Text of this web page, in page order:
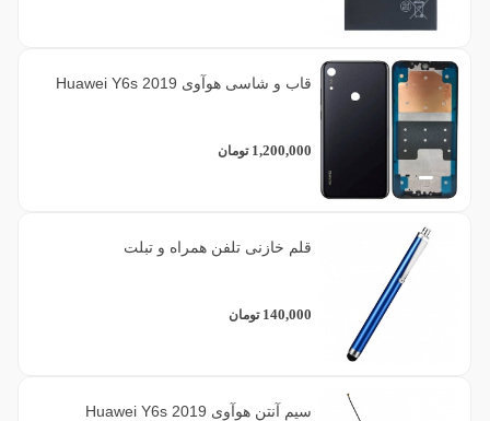
قاب و شاسی هوآوی Huawei Y6s 2019
1,200,000 تومان
قلم خازنی تلفن همراه و تبلت
140,000 تومان
سیم آنتن هوآوی Huawei Y6s 2019